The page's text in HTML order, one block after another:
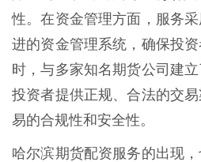
性。在资金管理方面，服务
进的资金管理系统，确保投
时，与多家知名期货公司建
投资者提供正规、合法的交
易的合规性和安全性。
哈尔滨期货配资服务的出现